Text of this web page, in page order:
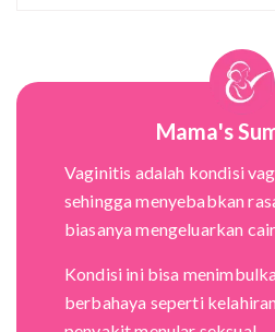
Mama's
Vaginitis adalah kondisi
sehingga menyebabkan
biasanya mengeluarkan
Kondisi ini bisa
berbahaya seperti